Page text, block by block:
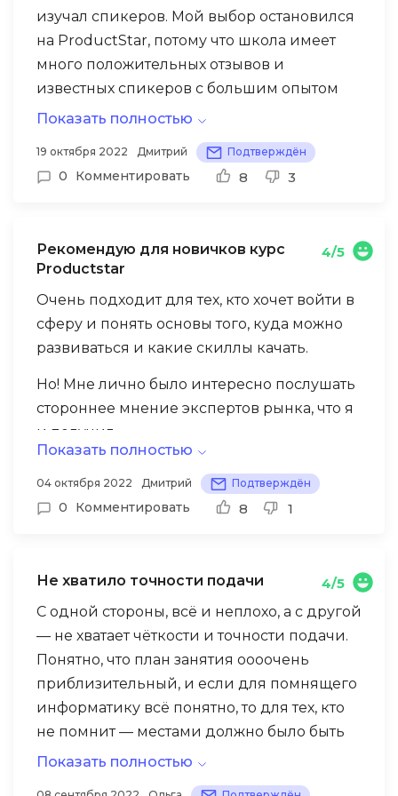
изучал спикеров. Мой выбор остановился
на ProductStar, потому что школа имеет
много положительных отзывов и
известных спикеров с большим опытом
работы. Огромным преимуществом
опыт работы в реальных и крупных
проектах. Соответственно, могут
На все мои вопросы я получил
исчерпывающие ответы. Домашние
карьерный центр, помогали проходить
собеседование, анализировать мои
ошибки и корректировать резюме. В
результате — я получил стажировку, после
незабываемо!
Показать полностью
19 октября 2022 Дмитрий Подтверждён
0 Комментировать 8 3
Рекомендую для новичков курс
Productstar
4/5
Очень подходит для тех, кто хочет войти в
сферу и понять основы того, куда можно
развиваться и какие скиллы качать.
Но! Мне лично было интересно послушать
стороннее мнение экспертов рынка, что я
и получил.
заинтересовать и показать основы
справились отлично.
что много воды. Ну могу с ними
подготовки и разное понимание. Я думаю,
продемонстрировать себя, не более.
Поэтому рекомендую не обращать на это
внимание при анализе.
И еще раз спасибо Productstar за курс!
Показать полностью
04 октября 2022 Дмитрий Подтверждён
0 Комментировать 8 1
Не хватило точности подачи
4/5
С одной стороны, всё и неплохо, а с другой
— не хватает чёткости и точности подачи.
Понятно, что план занятия оооочень
приблизительный, и если для помнящего
информатику всё понятно, то для тех, кто
не помнит — местами должно было быть
жутко. И непонятно, потому что в том числе
Из минусов программы — она
Показать полностью